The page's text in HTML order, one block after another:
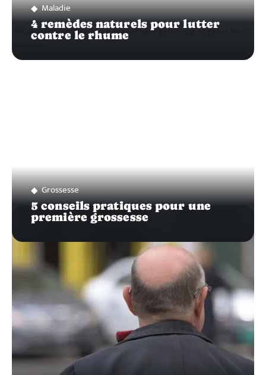
Maladie
4 remèdes naturels pour lutter
contre le rhume
Grossesse
5 conseils pratiques pour une
première grossesse